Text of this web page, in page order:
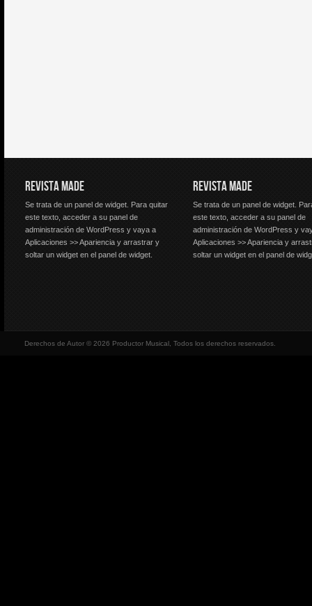
REVISTA MADE
Se trata de un panel de widget. Para quitar
este texto, acceder a su panel de
administración de WordPress y vaya a
Aplicaciones >> Apariencia y arrastrar y
soltar un widget en el panel de widget.
REVISTA MADE
Se trata de un panel de widget.
este texto, acceder a su panel de
administración de WordPress y
Aplicaciones >> Apariencia y
soltar un widget en el panel de
Derechos de Autor © 2026 Productor Musical, Todos los derechos reservados.